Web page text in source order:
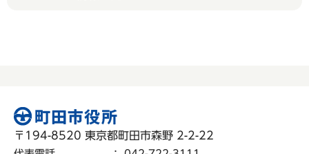
〒194-8520 東京都町田市森野 2-2-22